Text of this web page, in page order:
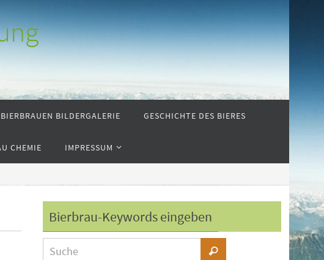
BIERBRAUEN BILDERGALERIE GESCHICHTE DES BIERES
CHEMIE IMPRESSUM
Bierbrau-Keywords eingeben